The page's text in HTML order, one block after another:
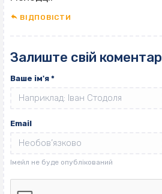
ВІДПОВІCТИ
Залиште свій коментар
Ваше ім'я *
Email